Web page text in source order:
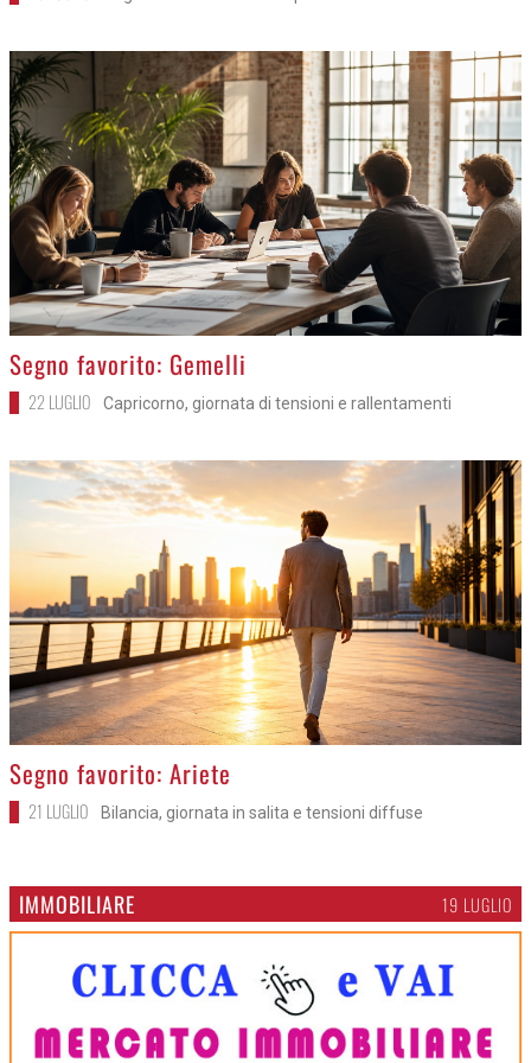
>
Segno favorito: Gemelli
22 LUGLIO Capricorno, giornata di tensioni e rallentamenti
>
Segno favorito: Ariete
21 LUGLIO Bilancia, giornata in salita e tensioni diffuse
IMMOBILIARE 19 LUGLIO